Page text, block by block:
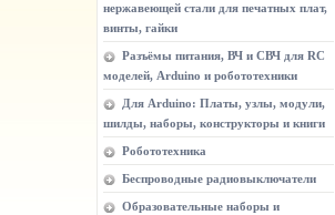
нержавеющей стали для печатных плат,
винты, гайки
Разъёмы питания, ВЧ и СВЧ для RC
моделей, Arduino и робототехники
Для Arduino: Платы, узлы, модули,
шилды, наборы, конструкторы и книги
Робототехника
Беспроводные радиовыключатели
Образовательные наборы и